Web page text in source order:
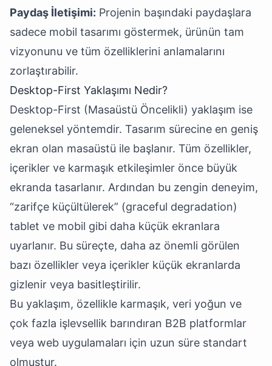
Paydaş İletişimi: Projenin başındaki paydaşlara
sadece mobil tasarımı göstermek, ürünün tam
vizyonunu ve tüm özelliklerini anlamalarını
zorlaştırabilir.
Desktop-First Yaklaşımı Nedir?
Desktop-First (Masaüstü Öncelikli) yaklaşım ise
geleneksel yöntemdir. Tasarım sürecine en geniş
ekran olan masaüstü ile başlanır. Tüm özellikler,
içerikler ve karmaşık etkileşimler önce büyük
ekranda tasarlanır. Ardından bu zengin deneyim,
“zarifçe küçültülerek” (graceful degradation)
tablet ve mobil gibi daha küçük ekranlara
uyarlanır. Bu süreçte, daha az önemli görülen
bazı özellikler veya içerikler küçük ekranlarda
gizlenir veya basitleştirilir.
Bu yaklaşım, özellikle karmaşık, veri yoğun ve
çok fazla işlevsellik barındıran B2B platformlar
veya web uygulamaları için uzun süre standart
olmuştur.